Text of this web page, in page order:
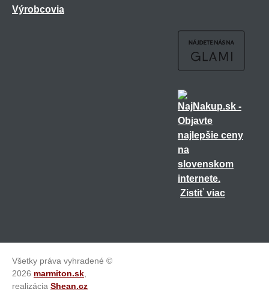
Výrobcovia
Zistiť viac
Všetky práva vyhradené ©
2026 marmiton.sk
realizácia Shean.cz